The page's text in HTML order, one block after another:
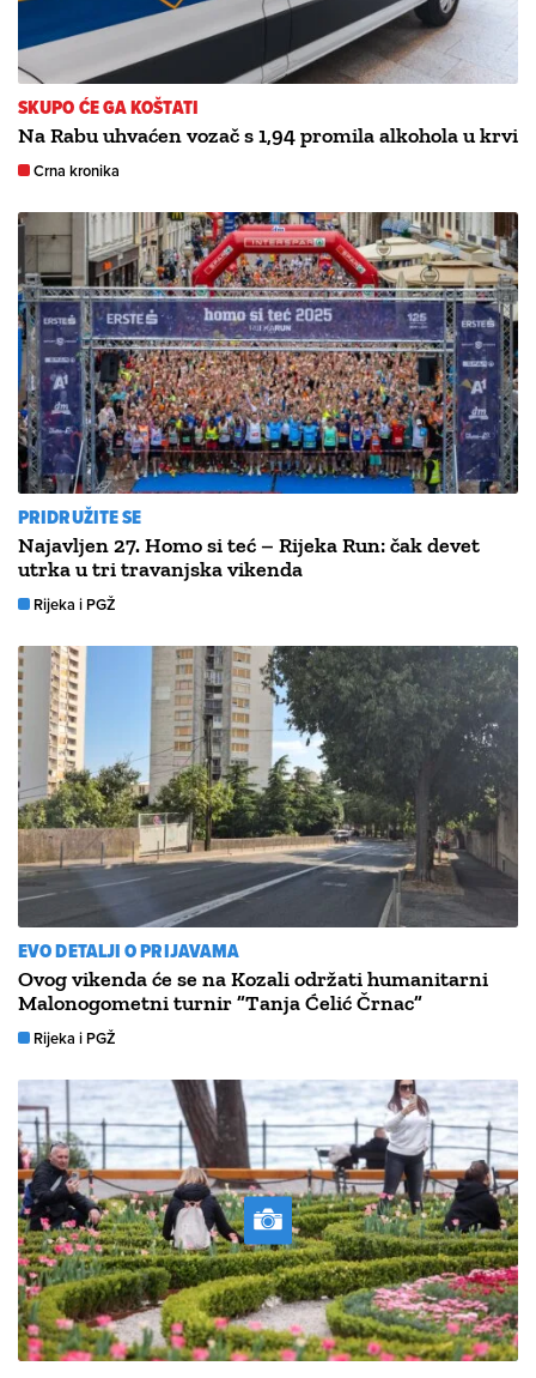
SKUPO ĆE GA KOŠTATI
Na Rabu uhvaćen vozač s 1,94 promila alkohola u krvi
Crna kronika
PRIDRUŽITE SE
Najavljen 27. Homo si teć – Rijeka Run: čak devet
utrka u tri travanjska vikenda
Rijeka i PGŽ
EVO DETALJI O PRIJAVAMA
Ovog vikenda će se na Kozali održati humanitarni
Malonogometni turnir ”Tanja Ćelić Črnac”
Rijeka i PGŽ